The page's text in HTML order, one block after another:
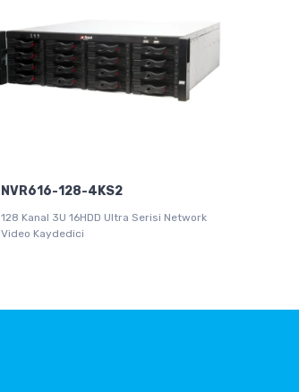
NVR616-128-4KS2
128 Kanal 3U 16HDD Ultra Serisi Network
Video Kaydedici